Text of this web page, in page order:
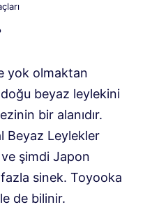
yok olmaktan
beyaz leylekini
bir alanıdır.
Beyaz Leylekler
şimdi Japon
sinek. Toyooka
de bilinir.